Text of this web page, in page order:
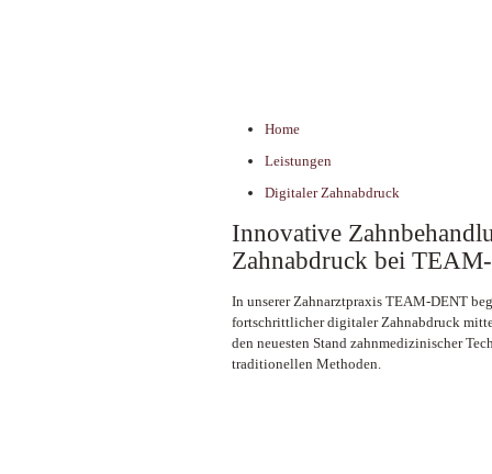
Home
Leistungen
Digitaler Zahnabdruck
Innovative
Zahnabdruck bei
In unserer Zahnarztpraxis TEAM-DENT
fortschrittlicher digitaler Zahnabdruck
den neuesten Stand zahnmedizinischer
traditionellen Methoden.